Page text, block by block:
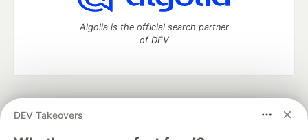
DEV Takeovers
Algolia is the official search partner
of DEV
development and manage your software career